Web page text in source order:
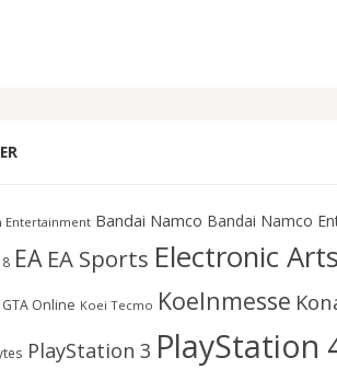
Entertainment Bandai Namco Bandai Namco
EA EA Sports Electronic
GTA Online Koei Tecmo Koelnmesse
PlayStation 3 PlayStation